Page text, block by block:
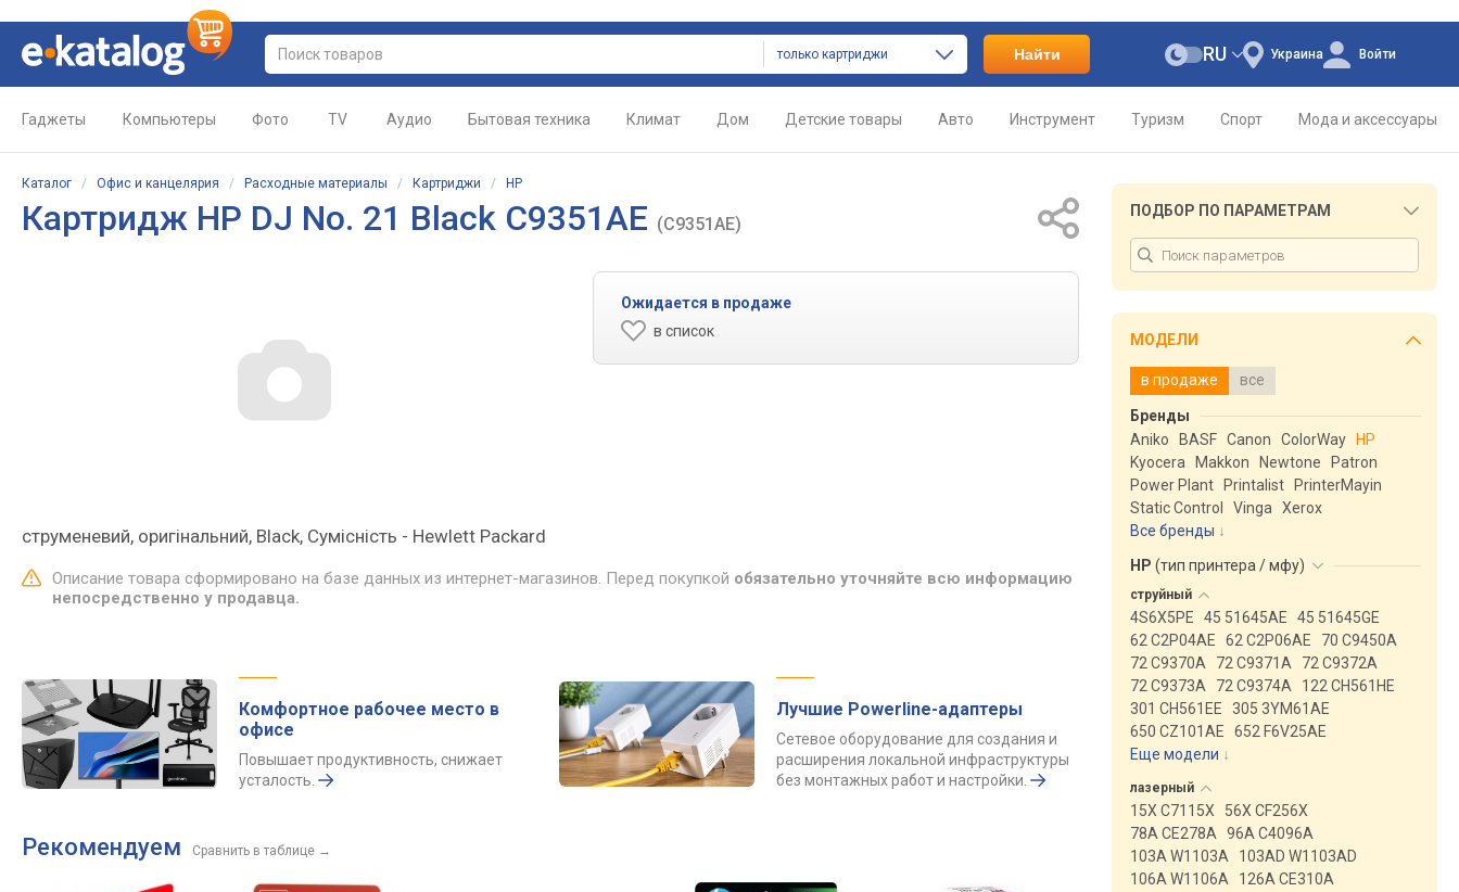
только картриджи Найти Украина
RU Войти
Гаджеты Компьютеры Фото TV Аудио Бытовая техника Климат Дом Детские товары Авто Инструмент Туризм Спорт Мода и аксессуары
Каталог / Офис и канцелярия / Расходные материалы / Картриджи / HP
Картридж HP DJ No. 21 Black C9351AE (C9351AE)
Ожидается в продаже
в список
струменевий, оригінальний, Black, Сумісність - Hewlett Packard
Описание товара сформировано на базе данных из интернет-магазинов. Перед покупкой обязательно уточняйте всю информацию
непосредственно у продавца.
Комфортное рабочее место в
офисе
Повышает продуктивность, снижает
усталость.
Лучшие Powerline-адаптеры
Сетевое оборудование для создания и
расширения локальной инфраструктуры
без монтажных работ и настройки.
Рекомендуем Сравнить в таблице →
ПОДБОР ПО ПАРАМЕТРАМ
МОДЕЛИ
в продаже все
Бренды
Aniko
BASF Canon ColorWay
HP
Kyocera
Makkon Newtone
Patron
Power Plant
Printalist
PrinterMayin
Static Control
Vinga
Xerox
Все бренды
HP (тип принтера / мфу)
струйный
4S6X5PE 45 51645AE
45 51645GE
62 C2P04AE
62 C2P06AE
70 C9450A
72 C9370A
72 C9371A
72 C9372A
72 C9373A
72 C9374A
122 CH561HE
301 CH561EE
305 3YM61AE
650 CZ101AE
652 F6V25AE
Еще модели ↓
лазерный
15X C7115X
56X CF256X
78A CE278A
96A C4096A
103A W1103A
103AD W1103AD
106A W1106A
126A CE310A